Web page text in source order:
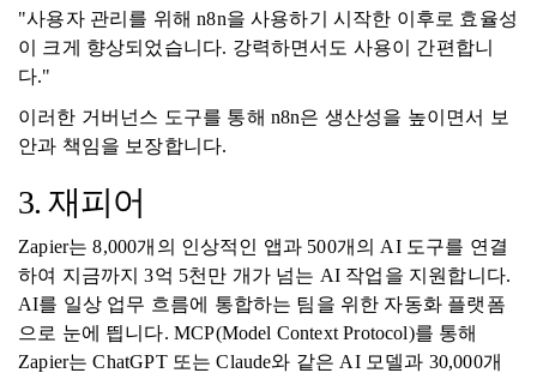
"사용자 관리를 위해 n8n을 사용하기 시작한 이후로 효율성
이 크게 향상되었습니다. 강력하면서도 사용이 간편합니
다."
이러한 거버넌스 도구를 통해 n8n은 생산성을 높이면서 보
안과 책임을 보장합니다.
3. 재피어
Zapier는 8,000개의 인상적인 앱과 500개의 AI 도구를 연결
하여 지금까지 3억 5천만 개가 넘는 AI 작업을 지원합니다.
AI를 일상 업무 흐름에 통합하는 팀을 위한 자동화 플랫폼
으로 눈에 띕니다. MCP(Model Context Protocol)를 통해
Zapier는 ChatGPT 또는 Claude와 같은 AI 모델과 30,000개